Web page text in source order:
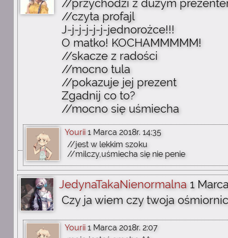
//przychodzi z dużym
//czyta profajl
J-j-j-j-j-j-jednorożce!!!
O matko! KOCHAMMMMM!
//skacze z radości
//mocno tula
//pokazuje jej prezent
Zgadnij co to?
//mocno się uśmiecha
Yourii 1 Marca 2018r. 14:35
//jest w lekkim szoku
//milczy,uśmiecha się nie penie
JedynaTakaNienormalna 1
Czy ja wiem czy twoja
Yourii 1 Marca 2018r. 2:07